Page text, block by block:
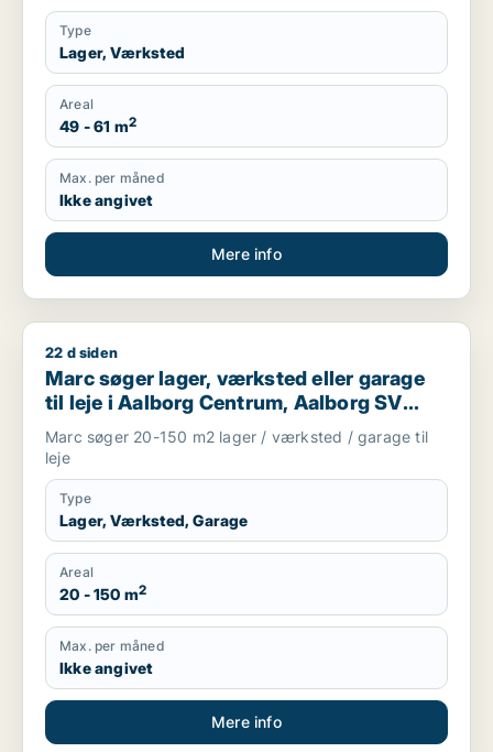
Type
Lager, Værksted
Areal
49 - 61 m2
Max. per måned
Ikke angivet
Mere info
Marc søger lager, værksted eller garage til leje i Aalborg
22 d siden
Marc søger lager, værksted eller garage
til leje i Aalborg Centrum, Aalborg SV
eller Aalborg SØ m.fl.
Marc søger 20-150 m2 lager / værksted / garage til
leje
Type
Lager, Værksted, Garage
Areal
20 - 150 m2
Max. per måned
Ikke angivet
Mere info